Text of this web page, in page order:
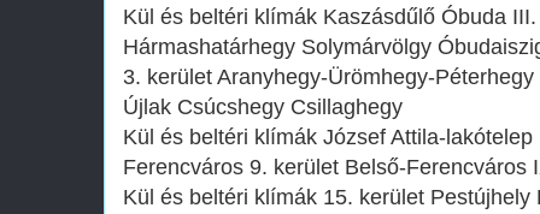
Kül és beltéri klímák Kaszásdűlő Óbuda
Hármashatárhegy Solymárvölgy
3. kerület Aranyhegy-Ürömhegy-
Újlak Csúcshegy Csillaghegy
Kül és beltéri klímák József Attila-
Ferencváros 9. kerület Belső-Ferencváros
Kül és beltéri klímák 15. kerület Pestújhely